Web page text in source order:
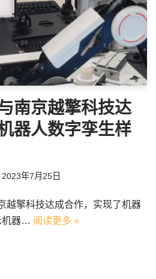
南京越擎科技达
器人数字孪生样
2023年7月25日
越擎科技达成合作，实现了机器
机器… 阅读更多 »